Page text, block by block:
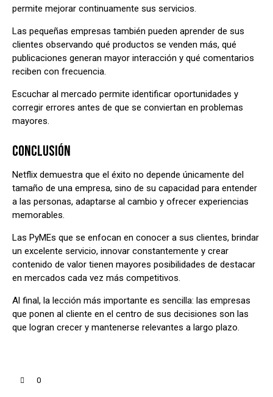
permite mejorar continuamente sus servicios.
Las pequeñas empresas también pueden aprender de sus
clientes observando qué productos se venden más, qué
publicaciones generan mayor interacción y qué comentarios
reciben con frecuencia.
Escuchar al mercado permite identificar oportunidades y
corregir errores antes de que se conviertan en problemas
mayores.
CONCLUSIÓN
Netflix demuestra que el éxito no depende únicamente del
tamaño de una empresa, sino de su capacidad para entender
a las personas, adaptarse al cambio y ofrecer experiencias
memorables.
Las PyMEs que se enfocan en conocer a sus clientes, brindar
un excelente servicio, innovar constantemente y crear
contenido de valor tienen mayores posibilidades de destacar
en mercados cada vez más competitivos.
Al final, la lección más importante es sencilla: las empresas
que ponen al cliente en el centro de sus decisiones son las
que logran crecer y mantenerse relevantes a largo plazo.
0